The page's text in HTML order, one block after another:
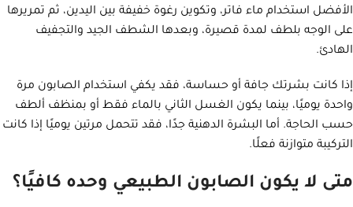
الأفضل استخدام ماء فاتر، وتكوين رغوة خفيفة بين اليدين، ثم تمريرها
على الوجه بلطف لمدة قصيرة، وبعدها الشطف الجيد والتجفيف
الهادئ.
إذا كانت بشرتك جافة أو حساسة، فقد يكفي استخدام الصابون مرة
واحدة يوميًا، بينما يكون الغسل الثاني بالماء فقط أو بمنظف ألطف
حسب الحاجة. أما البشرة الدهنية جدًا، فقد تتحمل مرتين يوميًا إذا كانت
التركيبة متوازنة فعلًا.
متى لا يكون الصابون الطبيعي وحده كافيًا؟